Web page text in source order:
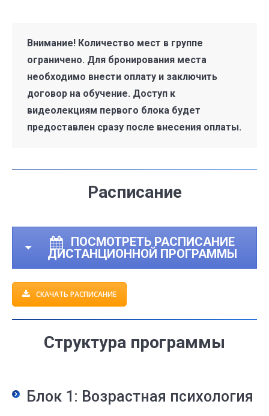
Внимание! Количество мест в группе
ограничено. Для бронирования места
необходимо внести оплату и заключить
договор на обучение. Доступ к
видеолекциям первого блока будет
предоставлен сразу после внесения оплаты.
Расписание
ПОСМОТРЕТЬ РАСПИСАНИЕ
ДИСТАНЦИОННОЙ ПРОГРАММЫ
СКАЧАТЬ РАСПИСАНИЕ
Структура программы
Блок 1: Возрастная психология